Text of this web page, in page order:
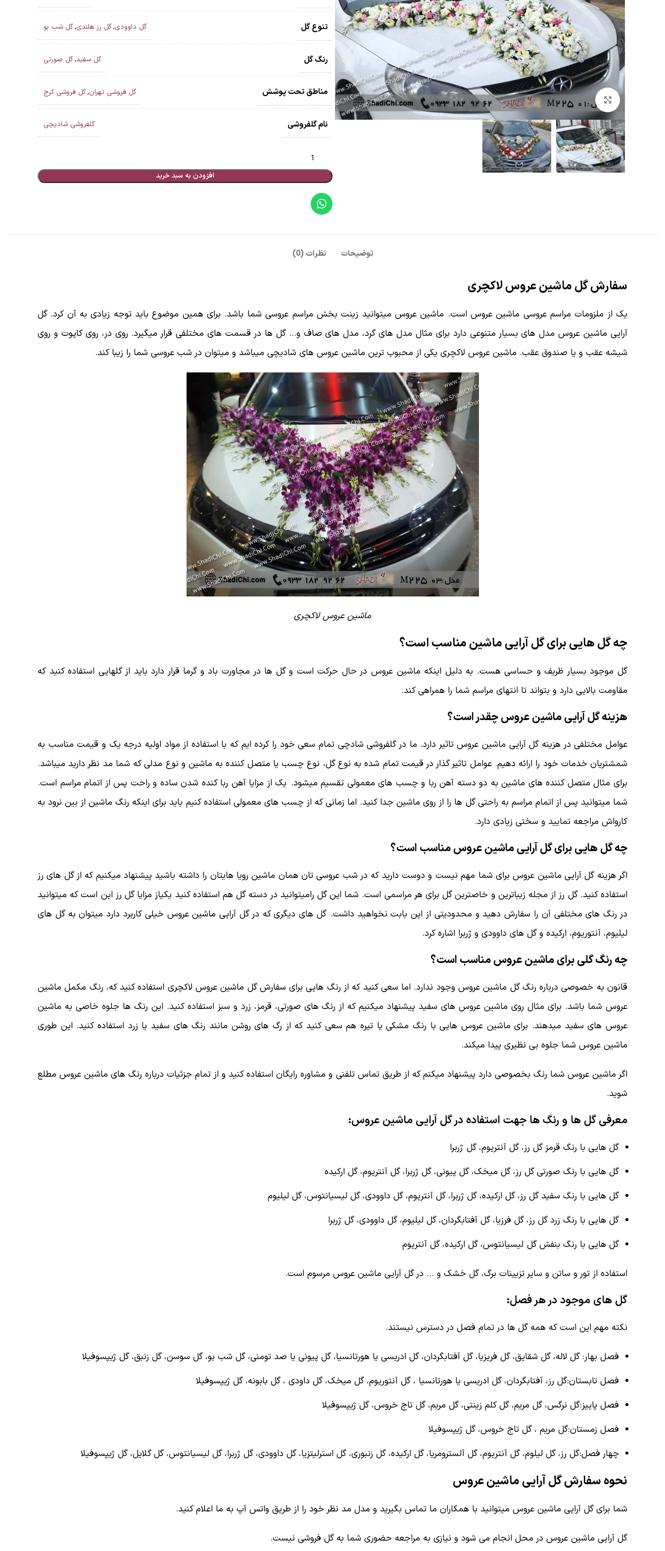
بزرگنمایی تصویر
تنوع گل گل داوودی,گل رز هلندی,گل شب بو
رنگ گل گل سفید,گل صورتی
مناطق تحت پوشش گل فروشی تهران,گل فروشی کرج
نام گلفروشی گلفروشی شادیچی
افزودن به سبد خرید
توضیحات نظرات (0)
سفارش گل ماشین عروس لاکچری
یک از ملزومات مراسم عروسی ماشین عروس است. ماشین عروس میتوانید زینت بخش مراسم عروسی شما باشد. برای همین موضوع باید توجه زیادی به آن کرد. گل
آرایی ماشین عروس مدل های بسیار متنوعی دارد برای مثال مدل های گرد، مدل های صاف و… گل ها در قسمت های مختلفی قرار میگیرد. روی در، روی کاپوت و روی
شیشه عقب و یا صندوق عقب. ماشین عروس لاکچری یکی از محبوب ترین ماشین عروس های شادیچی میباشد و میتوان در شب عروسی شما را زیبا کند.
ماشین عروس لاکچری
چه گل هایی برای گل آرایی ماشین مناسب است؟
گل موجود بسیار ظریف و حساسی هست. به دلیل اینکه ماشین عروس در حال حرکت است و گل ها در مجاورت باد و گرما قرار دارد باید از گلهایی استفاده کنید که
مقاومت بالایی دارد و بتواند تا انتهای مراسم شما را همراهی کند.
هزینه گل آرایی ماشین عروس چقدر است؟
عوامل مختلفی در هزینه گل آرایی ماشین عروس تاثیر دارد. ما در گلفروشی شادچی تمام سعی خود را کرده ایم که با استفاده از مواد اولیه درجه یک و قیمت مناسب به
شمشتریان خدمات خود را ارائه دهیم. عوامل تاثیر گذار در قیمت تمام شده به نوع گل، نوع چسب یا متصل کننده به ماشین و نوع مدلی که شما مد نظر دارید میباشد.
برای مثال متصل کننده های ماشین به دو دسته آهن ربا و چسب های معمولی تقسیم میشود. یک از مزایا آهن ربا کنده شدن ساده و راحت پس از اتمام مراسم است.
شما میتوانید پس از اتمام مراسم به راحتی گل ها را از روی ماشین جدا کنید. اما زمانی که از چسب های معمولی استفاده کنیم باید برای اینکه رنگ ماشین از بین نرود به
کارواش مراجعه نمایید و سختی زیادی دارد.
چه گل هایی برای گل آرایی ماشین عروس مناسب است؟
اگر هزینه گل آرایی ماشین عروس برای شما مهم نیست و دوست دارید که در شب عروسی تان همان ماشین رویا هایتان را داشته باشید پیشنهاد میکنیم که از گل های رز
استفاده کنید. گل رز از مجله زیباترین و خاصترین گل برای هر مراسمی است. شما این گل رامیتوانید در دسته گل هم استفاده کنید یکیاز مزایا گل رز این است که میتوانید
در رنگ های مختلفی آن را سفارش دهید و محدودیتی از این بابت نخواهید داشت. گل های دیگری که در گل آرایی ماشین عروس خیلی کاربرد دارد میتوان به گل های
لیلیوم، آنتوریوم، ارکیده و گل های داوودی و ژربرا اشاره کرد.
چه رنگ گلی برای ماشین عروس مناسب است؟
قانون به خصوصی درباره رنگ گل ماشین عروس وجود ندارد. اما سعی کنید که از رنگ هایی برای سفارش گل ماشین عروس لاکچری استفاده کنید که، رنگ مکمل ماشین
عروس شما باشد. برای مثال روی ماشین عروس های سفید پیشنهاد میکنیم که از رنگ های صورتی، قرمز، زرد و سبز استفاده کنید. این رنگ ها جلوه خاصی به ماشین
عروس های سفید میدهند. برای ماشین عروس هایی با رنگ مشکی یا تیره هم سعی کنید که از رگ های روشن مانند رنگ های سفید یا زرد استفاده کنید. این طوری
ماشین عروس شما جلوه بی نظیری پیدا میکند.
اگر ماشین عروس شما رنگ بخصوصی دارد پیشنهاد میکنم که از طریق تماس تلفنی و مشاوره رایگان استفاده کنید و از تمام جزئیات درباره رنگ های ماشین عروس مطلع
شوید.
معرفی گل ها و رنگ ها جهت استفاده در گل آرایی ماشین عروس:
گل هایی با رنگ قرمز گل رز، گل آنتریوم، گل ژربرا
گل هایی با رنگ صورتی گل رز، گل میخک، گل پیونی، گل ژربرا، گل آنتریوم، گل ارکیده
گل هایی با رنگ سفید گل رز، گل ارکیده، گل ژربرا، گل آنتریوم، گل داوودی، گل لیسیانتوس، گل لیلیوم
گل هایی با رنگ زرد گل رز، گل فرزیا، گل آفتابگردان، گل لیلیوم، گل داوودی، گل ژربرا
گل هایی با رنگ بنفش گل لیسیانتوس، گل ارکیده، گل آنتریوم
استفاده از تور و ساتن و سایر تزیینات برگ، گل خشک و … در گل آرایی ماشین عروس مرسوم است.
گل های موجود در هر فصل:
نکته مهم این است که همه گل ها در تمام فصل در دسترس نیستند.
فصل بهار: گل لاله، گل شقایق، گل فریزیا، گل آفتابگردان، گل ادریسی یا هورتانسیا، گل پیونی یا صد تومنی، گل شب بو، گل سوسن، گل زنبق، گل ژیپسوفیلا
فصل تابستان:گل رز، آفتابگردان، گل ادریسی یا هورتانسیا ، گل آنتوریوم، گل میخک، گل داودی ، گل بابونه، گل ژیپسوفیلا
فصل پاییز:گل نرگس، گل مریم، گل کلم زینتی، گل مریم، گل تاج خروس، گل ژیپسوفیلا
فصل زمستان:گل مریم ، گل تاج خروس، گل ژیپسوفیلا
چهار فصل:گل رز، گل لیلوم، گل آنتریوم، گل آلسترومریا، گل ارکیده، گل زنبوری، گل استرلیتزیا، گل داوودی، گل ژربرا، گل لیسیانتوس، گل گلایل، گل ژیپسوفیلا
نحوه سفارش گل آرایی ماشین عروس
شما برای گل آرایی ماشین عروس میتوانید با همکاران ما تماس بگیرید و مدل مد نظر خود را از طریق واتس آپ به ما اعلام کنید.
گل آرایی ماشین عروس در محل انجام می شود و نیازی به مراجعه حضوری شما به گل فروشی نیست.